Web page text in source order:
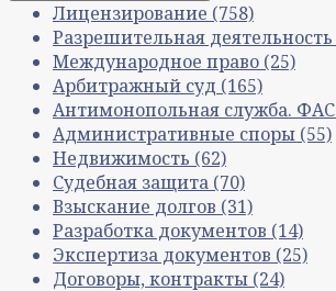
Лицензирование (758)
Разрешительная деятельность
Международное право (25)
Арбитражный суд (165)
Антимонопольная служба. ФАС
Административные споры (55)
Недвижимость (62)
Судебная защита (70)
Взыскание долгов (31)
Разработка документов (14)
Экспертиза документов (25)
Договоры, контракты (24)